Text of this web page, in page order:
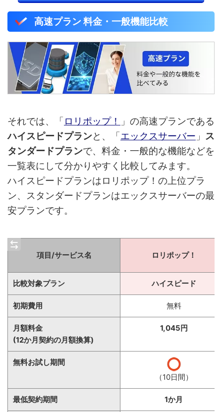
高速プラン 料金・一般機能比較
それでは、「 ロリポップ！
」の高速プランである
ハイスピードプランと、「エックスサーバー 」 ス
タンダードプランで、料金・一般的な機能などを
一覧表にして分かりやすく比較してみます。
ハイスピードプランはロリポップ！の上位プラ
ン、スタンダードプランはエックスサーバーの最
安プランです。
項目/サービス名 ロリポップ！
比較対象プラン ハイスピード
初期費用 無料
月額料金
(12か月契約の月額換算)
1,045円
無料お試し期間
（10日間）
最低契約期間 1か月